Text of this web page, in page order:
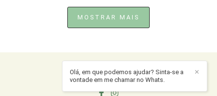
MOSTRAR MAIS
JULIANA LIMA/CONTATO ✕
Olá, em que podemos ajudar? Sinta-se a
vontade em me chamar no Whats.